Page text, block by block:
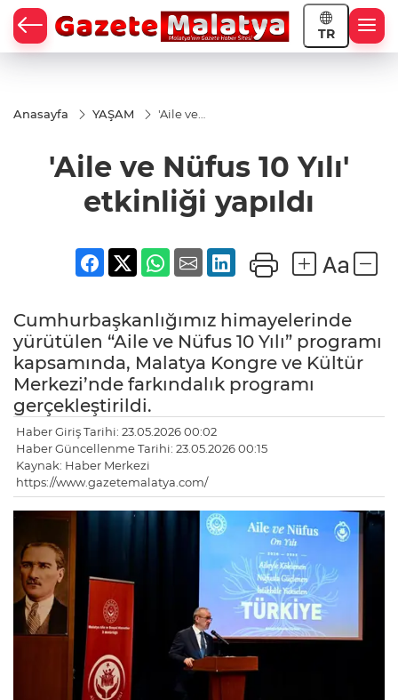
TR
Anasayfa YAŞAM
'Aile ve
etkinliği
yapıldı
'Aile ve Nüfus 10 Yılı'
etkinliği yapıldı
Cumhurbaşkanlığımız himayelerinde
yürütülen “Aile ve Nüfus 10 Yılı” programı
kapsamında, Malatya Kongre ve Kültür
Merkezi’nde farkındalık programı
gerçekleştirildi.
Haber Giriş Tarihi: 23.05.2026 00:02
Haber Güncellenme Tarihi: 23.05.2026 00:15
Kaynak: Haber Merkezi
https://www.gazetemalatya.com/